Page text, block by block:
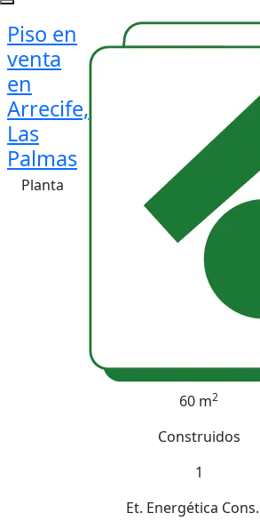
Piso en
venta
en
Arrecife,
Las
Palmas
Planta
60 m2
Construidos
1
Et. Energética Cons.